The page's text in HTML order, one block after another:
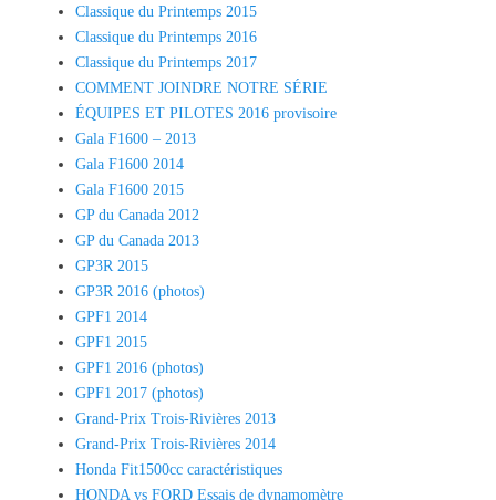
Classique du Printemps 2015
Classique du Printemps 2016
Classique du Printemps 2017
COMMENT JOINDRE NOTRE SÉRIE
ÉQUIPES ET PILOTES 2016 provisoire
Gala F1600 – 2013
Gala F1600 2014
Gala F1600 2015
GP du Canada 2012
GP du Canada 2013
GP3R 2015
GP3R 2016 (photos)
GPF1 2014
GPF1 2015
GPF1 2016 (photos)
GPF1 2017 (photos)
Grand-Prix Trois-Rivières 2013
Grand-Prix Trois-Rivières 2014
Honda Fit1500cc caractéristiques
HONDA vs FORD Essais de dynamomètre